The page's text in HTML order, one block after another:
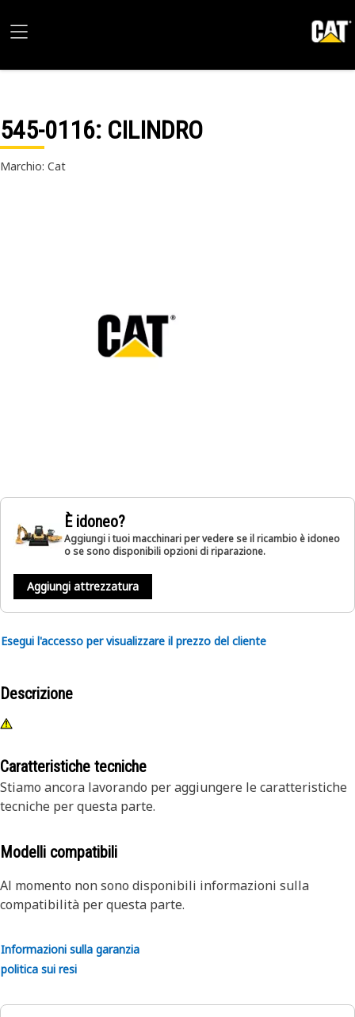
545-0116: CILINDRO
Marchio: Cat
È idoneo?
Aggiungi i tuoi macchinari per vedere se il ricambio è idoneo
o se sono disponibili opzioni di riparazione.
Aggiungi attrezzatura
Esegui l'accesso per visualizzare il prezzo del cliente
Descrizione
Caratteristiche tecniche
Stiamo ancora lavorando per aggiungere le caratteristiche
tecniche per questa parte.
Modelli compatibili
Al momento non sono disponibili informazioni sulla
compatibilità per questa parte.
Informazioni sulla garanzia
politica sui resi